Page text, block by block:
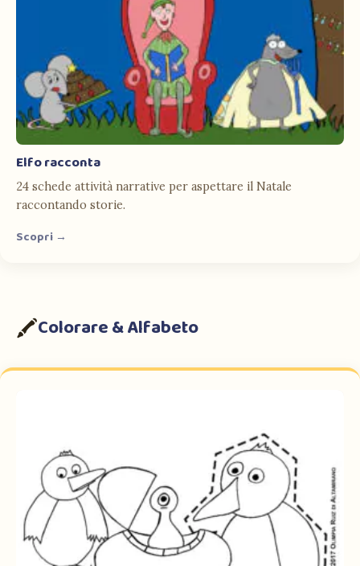
Elfo racconta
24 schede attività narrative per aspettare il Natale
raccontando storie.
Scopri →
🖍️Colorare & Alfabeto